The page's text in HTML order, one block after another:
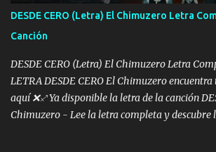
también la nueve que cargo al lado doy la
al traicionero damos pa abajo Y No me paran
pues hay charola les voy a dar hasta topar
DESDE CERO (Letra) El Chimuzero Letra
Canción
DESDE CERO (Letra) El Chimuzero Letra
LETRA DESDE CERO El Chimuzero
aquí ❌♐ Ya disponible la letra de la canción
Chimuzero - Lee la letra completa y descubre